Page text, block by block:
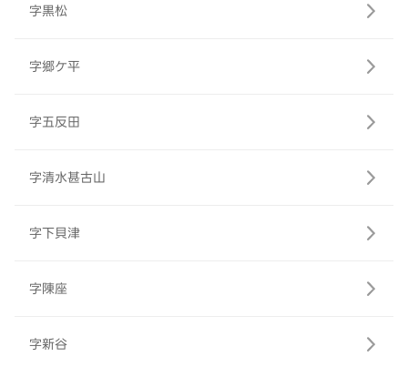
字黒松
字郷ケ平
字五反田
字清水甚古山
字下貝津
字陳座
字新谷